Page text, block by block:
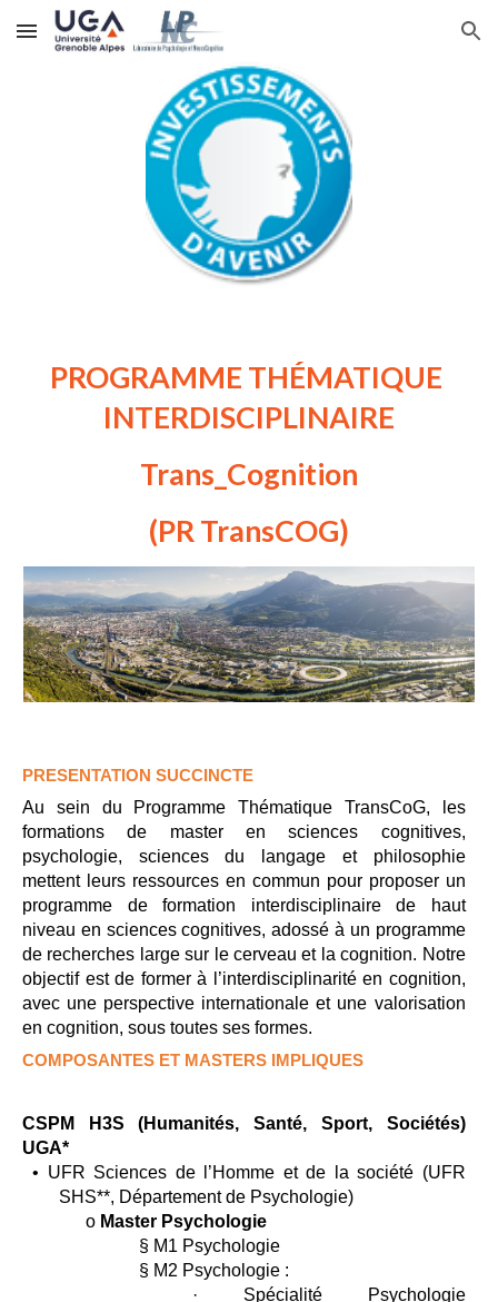
Skip to main content Skip to navigation
PROGRAMME THÉMATIQUE
INTERDISCIPLINAIRE
Trans_Cognition
(PR TransCOG)
PRESENTATION SUCCINCTE
Au sein du Programme Thématique TransCoG, les
formations de master en sciences cognitives,
psychologie, sciences du langage et philosophie
mettent leurs ressources en commun pour proposer un
programme de formation interdisciplinaire de haut
niveau en sciences cognitives, adossé à un programme
de recherches large sur le cerveau et la cognition. Notre
objectif est de former à l’interdisciplinarité en cognition,
avec une perspective internationale et une valorisation
en cognition, sous toutes ses formes.
COMPOSANTES ET MASTERS IMPLIQUES
CSPM H3S (Humanités, Santé, Sport, Sociétés)
UGA*
• UFR Sciences de l’Homme et de la société (UFR
SHS**, Département de Psychologie)
o Master Psychologie
§ M1 Psychologie
§ M2 Psychologie :
· Spécialité Psychologie